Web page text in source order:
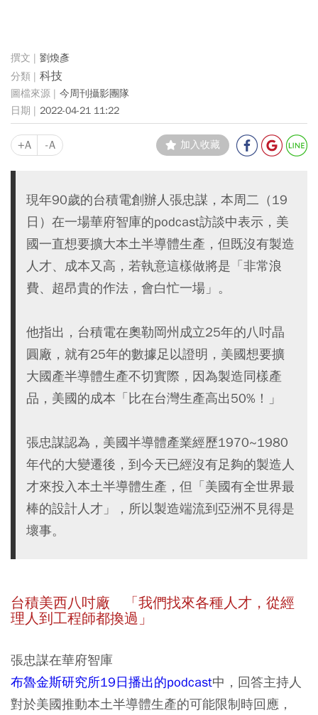
劉煥彥
科技
今周刊攝影團隊
2022-04-21 11:22
+A -A 加入收藏
現年90歲的台積電創辦人張忠謀，本周二（19
日）在一場華府智庫的podcast訪談中表示，美
國一直想要擴大本土半導體生產，但既沒有製造
人才、成本又高，若執意這樣做將是「非常浪
費、超昂貴的作法，會白忙一場」。
他指出，台積電在奧勒岡州成立25年的八吋晶
圓廠，就有25年的數據足以證明，美國想要擴
大國產半導體生產不切實際，因為製造同樣產
品，美國的成本「比在台灣生產高出50%！」
張忠謀認為，美國半導體產業經歷1970~1980
年代的大變遷後，到今天已經沒有足夠的製造人
才來投入本土半導體生產，但「美國有全世界最
棒的設計人才」，所以製造端流到亞洲不見得是
壞事。
台積美西八吋廠 「我們找來各種人才，從經
理人到工程師都換過」
張忠謀在華府智庫
布魯金斯研究所19日播出的podcast中，回答主持人
對於美國推動本土半導體生產的可能限制時回應，